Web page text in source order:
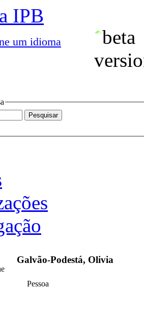
IPB
um idioma
Galvão-Podestá, Olivia
Pessoa